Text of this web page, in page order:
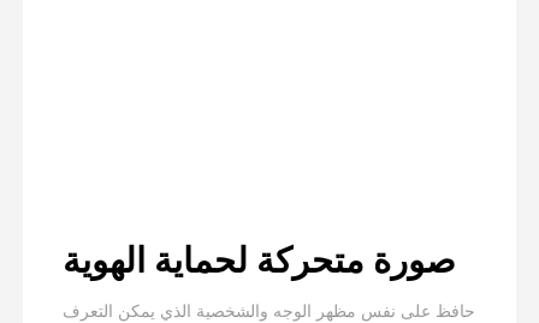
صورة متحركة لحماية الهوية
حافظ على نفس مظهر الوجه والشخصية الذي يمكن التعرف